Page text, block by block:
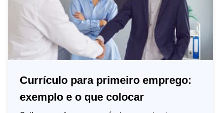
Currículo para primeiro emprego:
exemplo e o que colocar